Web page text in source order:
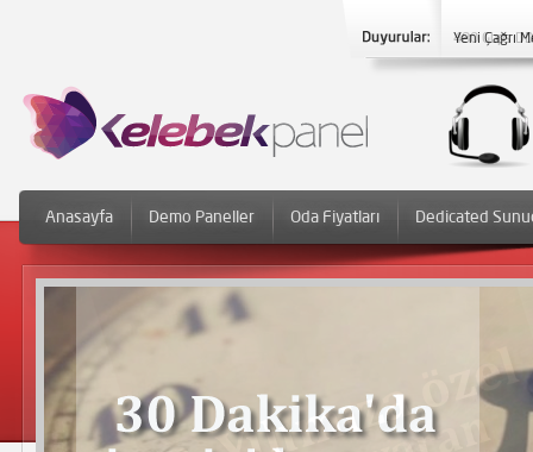
Yeni Çağrı
Anasayfa Demo Paneller Oda Fiyatları Dedicated